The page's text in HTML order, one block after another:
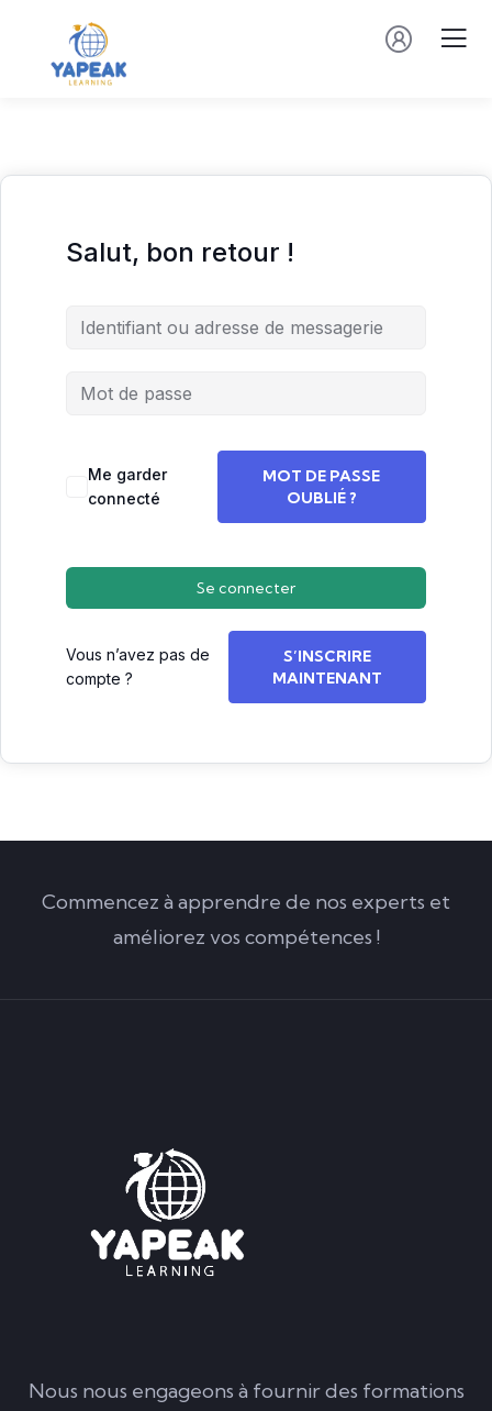
Salut, bon retour !
Me garder
connecté
MOT DE PASSE
OUBLIÉ ?
Se connecter
Vous n’avez pas de
compte ?
S’INSCRIRE
MAINTENANT
Commencez à apprendre de nos experts et
améliorez vos compétences !
Nous nous engageons à fournir des formations